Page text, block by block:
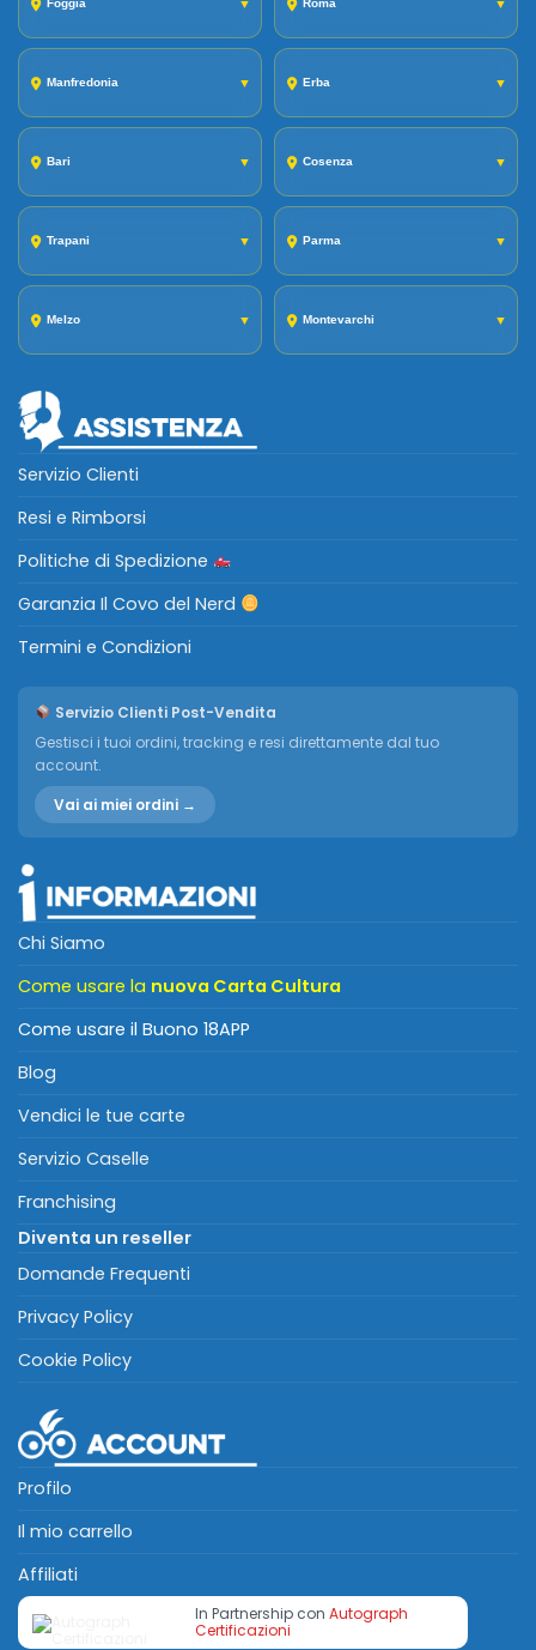
Foggia ▼ Roma ▼
Manfredonia ▼ Erba ▼
Bari ▼ Cosenza ▼
Trapani ▼ Parma ▼
Melzo ▼ Montevarchi ▼
Servizio Clienti
Resi e Rimborsi
Politiche di Spedizione
Garanzia Il Covo del Nerd
Termini e Condizioni
Servizio Clienti Post-Vendita
Gestisci i tuoi ordini, tracking e resi direttamente dal tuo
account.
Vai ai miei ordini →
Chi Siamo
Come usare la nuova Carta Cultura
Come usare il Buono 18APP
Blog
Vendici le tue carte
Servizio Caselle
Franchising
Diventa un reseller
Domande Frequenti
Privacy Policy
Cookie Policy
Profilo
Il mio carrello
Affiliati
In Partnership con Autograph
Certificazioni